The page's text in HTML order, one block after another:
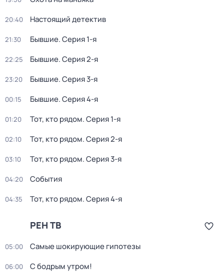
20:40 Настоящий детектив
21:30 Бывшие. Серия 1-я
22:25 Бывшие. Серия 2-я
23:20 Бывшие. Серия 3-я
00:15 Бывшие. Серия 4-я
01:20 Тот, кто рядом. Серия 1-я
02:10 Тот, кто рядом. Серия 2-я
03:10 Тот, кто рядом. Серия 3-я
04:20 События
04:35 Тот, кто рядом. Серия 4-я
РЕН ТВ
05:00 Самые шoкиpующие гипотезы
06:00 С бодрым утром!